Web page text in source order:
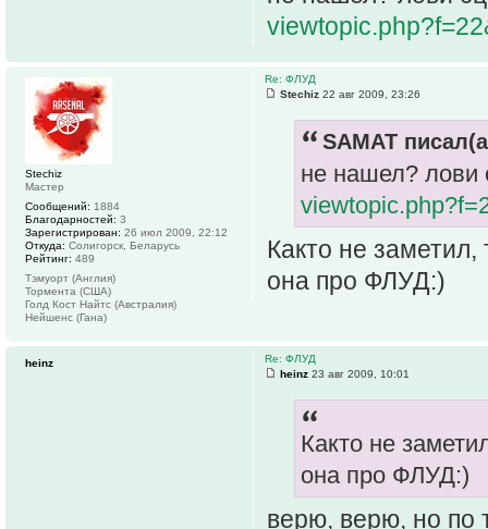
Re: ФЛУД
Stechiz 22 авг 2009, 23:26
SAMAT
не нашел? лови
Както не заметил,
она про ФЛУД:)
Stechiz
Мастер
Сообщений: 1884
Благодарностей: 3
Зарегистрирован: 26 июл 2009, 22:12
Откуда: Солигорск, Беларусь
Рейтинг: 489
Тэмуорт (Англия)
Тормента (США)
Голд Кост Найтс (Австралия)
Нейшенс (Гана)
Re: ФЛУД
heinz 23 авг 2009, 10:01
Както не
она про ФЛУД:)
верю, верю, но по
heinz